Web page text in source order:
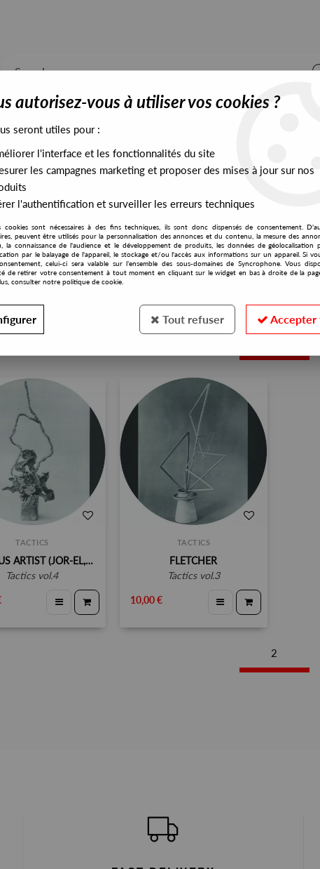
ALL STOCK EXCLUSIVES PRESALES EXCLUSIVES
EXCLUSIVES
TACTICS
VARIOUS ARTIST (JOR-EL, IMUGEN ORIHASAM, BENJAMIN BRUNN)
tactics vol.4
TACTICS
FLETCHER
tactics vol.3
10,00 €
2
autorisez-vous à utiliser vos cookies ?
seront utiles pour :
l'interface et les fonctionnalités du site
les campagnes marketing et proposer des mises à jour sur nos
l'authentification et surveiller les erreurs techniques
cookies sont nécessaires à des fins techniques, ils sont donc dispensés de consentement.
peuvent être utilisés pour la personnalisation des annonces et du contenu, la mesure des
la connaissance de l'audience et le développement de produits, les données de géolocalisation
par le balayage de l'appareil, le stockage et/ou l'accès aux informations sur un appareil. Si
celui-ci sera valable sur l’ensemble des sous-domaines de Syncrophone. Vous
de retirer votre consentement à tout moment en cliquant sur le widget en bas à droite de la
consulter notre politique de cookie.
Tout refuser Accepter